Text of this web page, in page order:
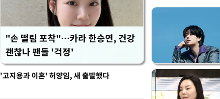
"손 떨림 포착"…카라 한승연, 건강
괜찮나 팬들 '걱정'
'고지용과 이혼' 허양임, 새 출발했다